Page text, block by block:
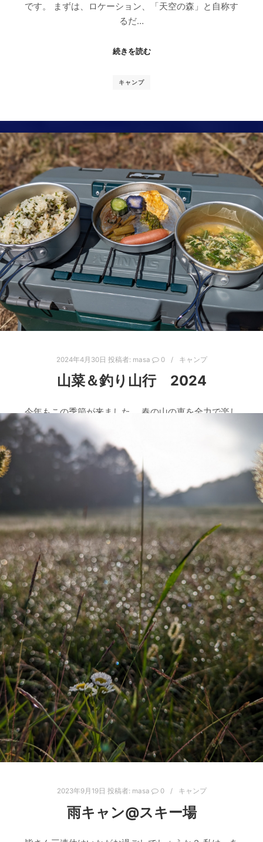
です。 まずは、ロケーション、「天空の森」と自称す
るだ…
続きを読む
キャンプ
2024年4月30日 投稿者: masa 0 キャンプ
山菜＆釣り山行 2024
今年もこの季節が来ました。 春の山の恵を全力で楽し
める季節。 待ちに待った山菜採り。 ゴールデンウィー
ク前半、期待を胸に、急いで準備をします。今回は、
釣りも山菜もということで、金曜日の夜出発、朝一か
ら動き始めます。 ちょっとどんより天気ですが、山登
りではないので、気になりません。 早速、タラの芽。
こ…
続きを読む
キャンプ
2023年9月19日 投稿者: masa 0 キャンプ
雨キャン@スキー場